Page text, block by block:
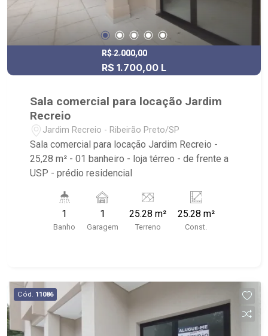
R$ 2.000,00
R$ 1.700,00 L
Sala comercial para locação Jardim
Recreio
Jardim Recreio - Ribeirão Preto/SP
Sala comercial para locação Jardim Recreio -
25,28 m² - 01 banheiro - loja térreo - de frente a
USP - prédio residencial
1
Banho
1
Garagem
25.28 m²
Terreno
25.28 m²
Const.
Cód. 11086